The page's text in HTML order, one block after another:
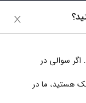
اگر سوالی در
هستید، ما در